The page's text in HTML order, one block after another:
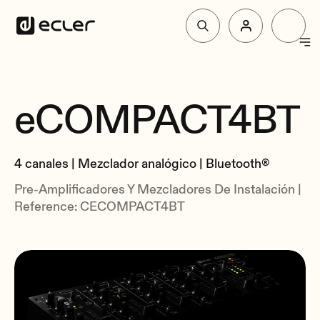
Soluciones
Por qué Ecler
Resumen
Relacionados
eCOMPACT4BT
4 canales | Mezclador analógico | Bluetooth®
Pre-Amplificadores Y Mezcladores De Instalación |
Reference: CECOMPACT4BT